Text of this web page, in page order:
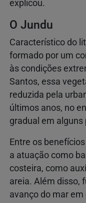
explicou.
O Jundu
Característico do
formado por um
às condições
Santos, essa
reduzida pela
últimos anos, no
gradual em alguns
Entre os
a atuação como
costeira, como
areia. Além disso,
avanço do mar